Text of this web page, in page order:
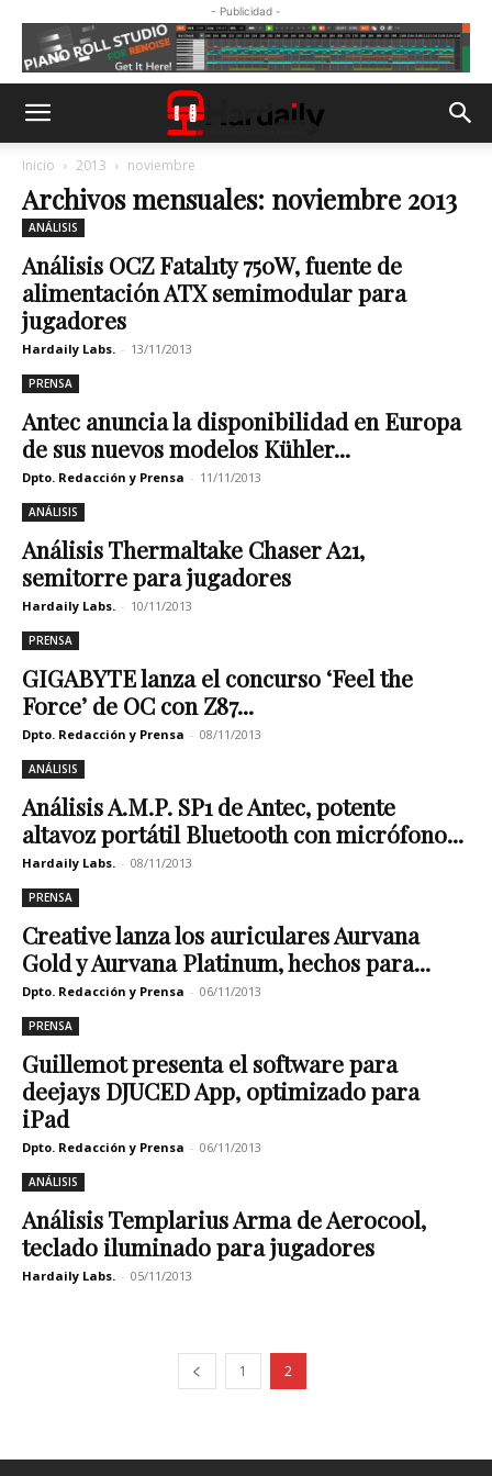
- Publicidad -
Inicio 2013 noviembre
Archivos mensuales: noviembre 2013
ANÁLISIS
Análisis OCZ Fatal1ty 750W, fuente de
alimentación ATX semimodular para
jugadores
Hardaily Labs. - 13/11/2013
PRENSA
Antec anuncia la disponibilidad en Europa
de sus nuevos modelos Kühler...
Dpto. Redacción y Prensa - 11/11/2013
ANÁLISIS
Análisis Thermaltake Chaser A21,
semitorre para jugadores
Hardaily Labs. - 10/11/2013
PRENSA
GIGABYTE lanza el concurso ‘Feel the
Force’ de OC con Z87...
Dpto. Redacción y Prensa - 08/11/2013
ANÁLISIS
Análisis A.M.P. SP1 de Antec, potente
altavoz portátil Bluetooth con micrófono...
Hardaily Labs. - 08/11/2013
PRENSA
Creative lanza los auriculares Aurvana
Gold y Aurvana Platinum, hechos para...
Dpto. Redacción y Prensa - 06/11/2013
PRENSA
Guillemot presenta el software para
deejays DJUCED App, optimizado para
iPad
Dpto. Redacción y Prensa - 06/11/2013
ANÁLISIS
Análisis Templarius Arma de Aerocool,
teclado iluminado para jugadores
Hardaily Labs. - 05/11/2013
1 2